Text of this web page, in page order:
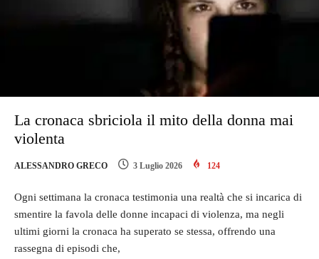
La cronaca sbriciola il mito della donna mai
violenta
ALESSANDRO GRECO 3 Luglio 2026 124
Ogni settimana la cronaca testimonia una realtà che si incarica di
smentire la favola delle donne incapaci di violenza, ma negli
ultimi giorni la cronaca ha superato se stessa, offrendo una
rassegna di episodi che,